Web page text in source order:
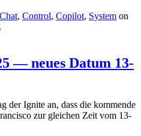
Chat, Control, Copilot, System on
.
— neues Datum 13-
der Ignite an, dass die kommende
zur gleichen Zeit vom 13-